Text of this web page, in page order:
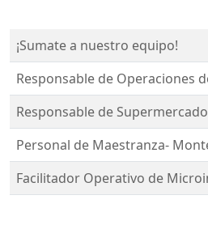
¡Sumate a nuestro equipo!
Responsable de Operaciones
Responsable de Supermercado
Personal de Maestranza-
Facilitador Operativo de